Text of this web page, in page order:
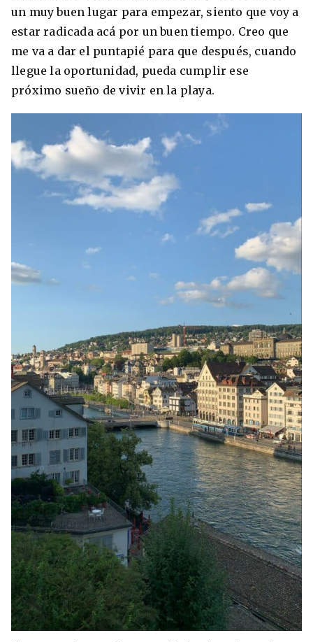
un muy buen lugar para empezar, siento que voy a
estar radicada acá por un buen tiempo. Creo que
me va a dar el puntapié para que después, cuando
llegue la oportunidad, pueda cumplir ese
próximo sueño de vivir en la playa.